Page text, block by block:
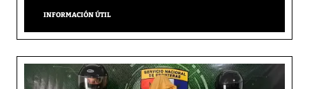
INFORMACIÓN ÚTIL